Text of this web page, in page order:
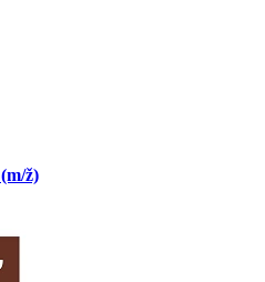
(m/ž)